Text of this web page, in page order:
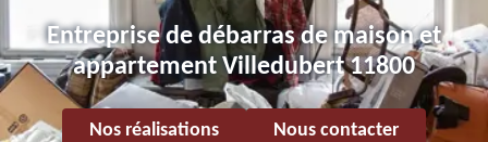
Entreprise de débarras de maison et
appartement Villedubert 11800
Nos réalisations Nous contacter